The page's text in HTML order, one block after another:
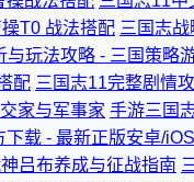
T0 战法搭配 三国志
与玩法攻略 - 三国策略
配 三国志11完整剧情
家与军事家 手游三国
下载 - 最新正版安卓/
吕布养成与征战指南